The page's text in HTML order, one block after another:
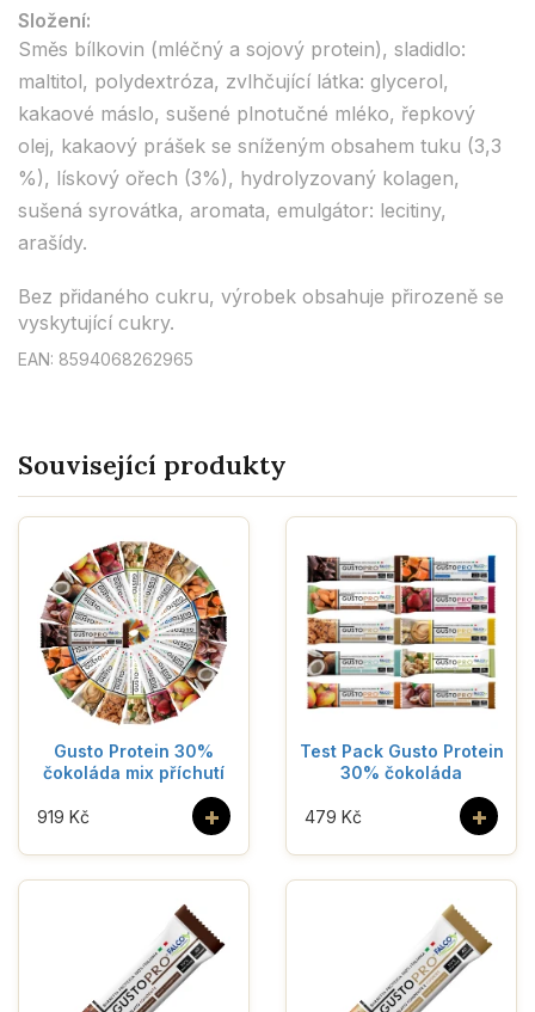
Složení:
Směs bílkovin (mléčný a sojový protein), sladidlo:
maltitol, polydextróza, zvlhčující látka: glycerol,
kakaové máslo, sušené plnotučné mléko, řepkový
olej, kakaový prášek se sníženým obsahem tuku (3,3
%), lískový ořech (3%), hydrolyzovaný kolagen,
sušená syrovátka, aromata, emulgátor: lecitiny,
arašídy.
Bez přidaného cukru, výrobek obsahuje přirozeně se
vyskytující cukry.
EAN: 8594068262965
Související produkty
Gusto Protein 30%
čokoláda mix příchutí
+
919 Kč
Test Pack Gusto Protein
30% čokoláda
+
479 Kč